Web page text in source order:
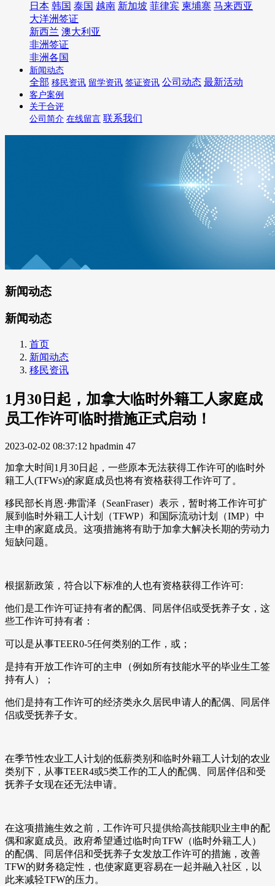
日本 韩国 泰国 越南 新加坡 菲律宾 柬埔寨 马来西亚
大洋洲签证
新西兰 澳大利亚
非洲签证
非洲各国
新闻动态
全部 移民资讯 留学资讯 签证资讯 公司动态 最新活动
客户案例
关于合评
公司简介 在线留言 联系我们
新闻动态
新闻动态
首页
新闻动态
移民资讯
1月30日起，加拿大临时外籍工人家庭成
员工作许可临时措施正式启动！
2023-02-02 08:37:12 hpadmin 47
加拿大时间1月30日起，一些原本无法获得工作许可的临时外
籍工人(TFWs)的家庭成员也将有资格获得工作许可了。
移民部长肖恩·弗雷泽（SeanFraser）表示，暂时将工作许可扩
展到临时外籍工人计划（TFWP）和国际流动计划（IMP）中
主申的家庭成员。这项措施将有助于加拿大解决长期的劳动力
短缺问题。
根据新政策，符合以下标准的人也有资格获得工作许可:
他们是工作许可证持有者的配偶、同居伴侣或受抚养子女，这
些工作许可持有者：
可以是从事TEER0-5任何类别的工作，或；
是持有开放工作许可的主申（例如所有技能水平的毕业生工签
持有人）；
他们是持有工作许可的经济类永久居民申请人的配偶、同居伴
侣或受抚养子女。
在季节性农业工人计划的低薪类别和临时外籍工人计划的农业
类别下，从事TEER4或5类工作的工人的配偶、同居伴侣和受
抚养子女现在还无法申请。
在这项措施生效之前，工作许可只提供给高技能职业主申的配
偶和家庭成员。政府希望通过临时向TFW（临时外籍工人）
的配偶、同居伴侣和受抚养子女发放工作许可的措施，改善
TFW的财务稳定性，也使家庭更容易在一起并融入社区，以
此来减轻TFW的压力。